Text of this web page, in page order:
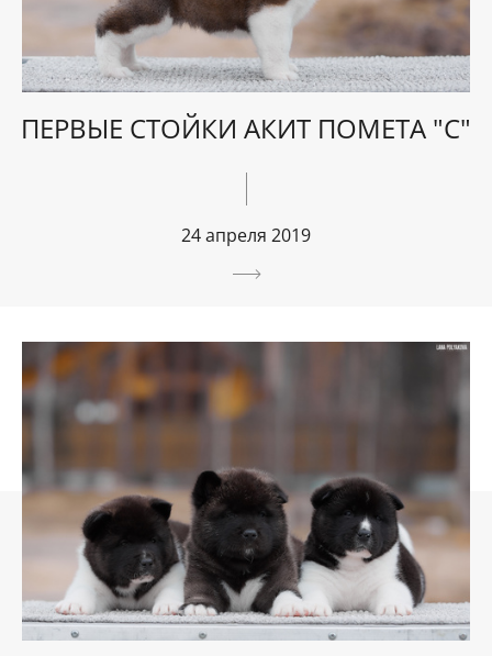
ПЕРВЫЕ СТОЙКИ АКИТ ПОМЕТА "С"
24 апреля 2019